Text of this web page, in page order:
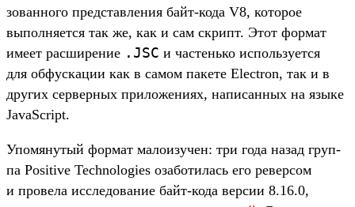
зован­ного пред­став­ления байт‑кода V8, которое
выпол­няет­ся так же, как и сам скрипт. Этот фор­мат
име­ет рас­ширение . JSC и час­тень­ко исполь­зует­ся
для обфуска­ции как в самом пакете Electron, так и в
дру­гих сер­верных при­ложе­ниях, написан­ных на язы­ке
JavaScript.
Упо­мяну­тый фор­мат мало­изу­чен: три года назад груп­
па Positive Technologies оза­боти­лась его ревер­сом
и про­вела иссле­дова­ние байт‑кода вер­сии 8.16.0,